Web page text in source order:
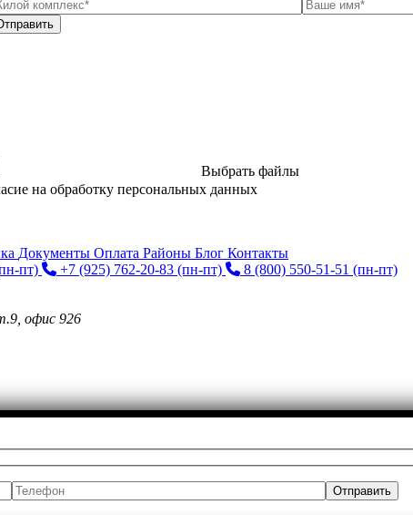
Выбрать файлы
на обработку персональных данных
Документы Оплата Районы Блог Контакты
пт) +7 (925) 762-20-83 (пн-пт) 8 (800) 550-51-51 (пн-пт)
офис 926